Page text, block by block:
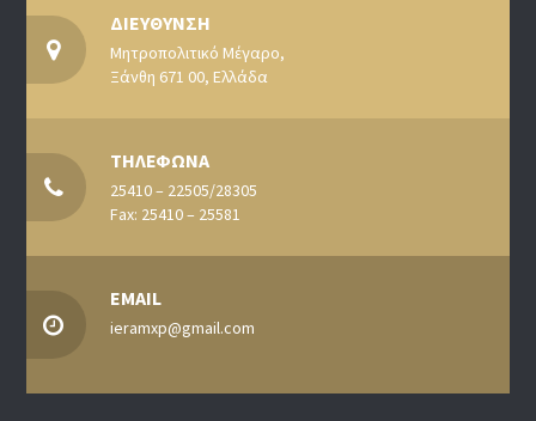
ΔΙΕΥΘΥΝΣΗ
Μητροπολιτικό Μέγαρο,
Ξάνθη 671 00, Ελλάδα
ΤΗΛΕΦΩΝΑ
25410 – 22505/28305
Fax: 25410 – 25581
EMAIL
ieramxp@gmail.com